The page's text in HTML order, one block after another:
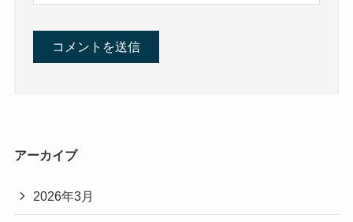
アーカイブ
2026年3月